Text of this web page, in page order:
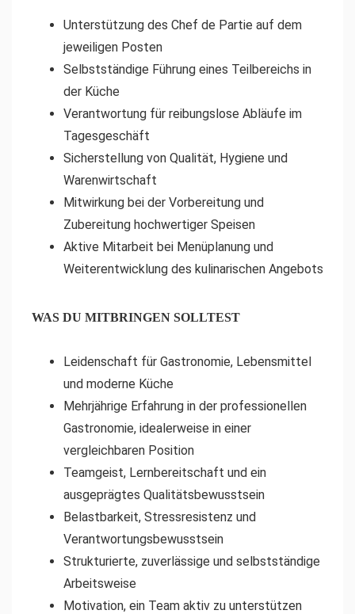
Unterstützung des Chef de Partie auf dem
jeweiligen Posten
Selbstständige Führung eines Teilbereichs in
der Küche
Verantwortung für reibungslose Abläufe im
Tagesgeschäft
Sicherstellung von Qualität, Hygiene und
Warenwirtschaft
Mitwirkung bei der Vorbereitung und
Zubereitung hochwertiger Speisen
Aktive Mitarbeit bei Menüplanung und
Weiterentwicklung des kulinarischen Angebots
WAS DU MITBRINGEN SOLLTEST
Leidenschaft für Gastronomie, Lebensmittel
und moderne Küche
Mehrjährige Erfahrung in der professionellen
Gastronomie, idealerweise in einer
vergleichbaren Position
Teamgeist, Lernbereitschaft und ein
ausgeprägtes Qualitätsbewusstsein
Belastbarkeit, Stressresistenz und
Verantwortungsbewusstsein
Strukturierte, zuverlässige und selbstständige
Arbeitsweise
Motivation, ein Team aktiv zu unterstützen